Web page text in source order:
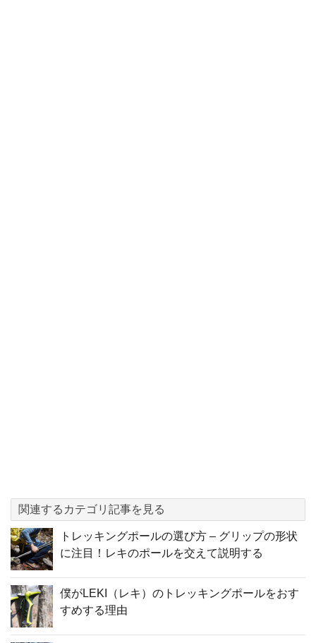
関連するカテゴリ記事を見る
トレッキングポールの選び方 – グリップの形状
に注目！レキのポールを交えて説明する
僕がLEKI（レキ）のトレッキングポールをおす
すめする理由